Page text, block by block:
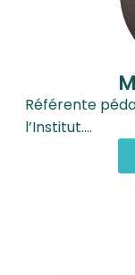
Référente
l’Institut.…